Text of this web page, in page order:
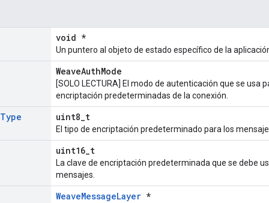
void *
Un puntero al objeto de estado específico de la
WeaveAuthMode
[SOLO LECTURA] El modo de autenticación que se usa
encriptación predeterminadas de la conexión.
Type uint8_t
El tipo de encriptación predeterminado para los
uint16_t
La clave de encriptación predeterminada que se debe
mensajes.
WeaveMessageLayer *